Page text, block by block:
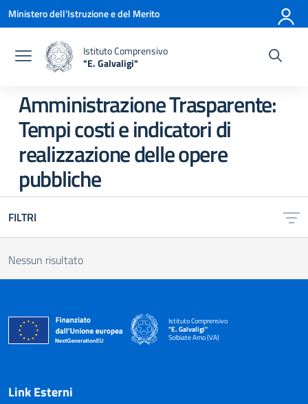
Vai ai contenuti
Vai al menu di navigazione
Vai al footer
Ministero dell'Istruzione e del Merito
Istituto Comprensivo
"E. Galvaligi"
— Visita la pagina iniziale della scuola
Amministrazione Trasparente:
Tempi costi e indicatori di
realizzazione delle opere
pubbliche
FILTRI
Nessun risultato
Istituto Comprensivo
"E. Galvaligi"
Solbiate Arno (VA)
— Visita la pagina iniziale della scuola
Link Esterni